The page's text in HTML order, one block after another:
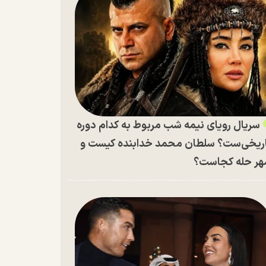
سریال رویای نیمه شب مربوط به کدام دوره
سلطان محمد خدابنده کیست و
حله کجاست؟